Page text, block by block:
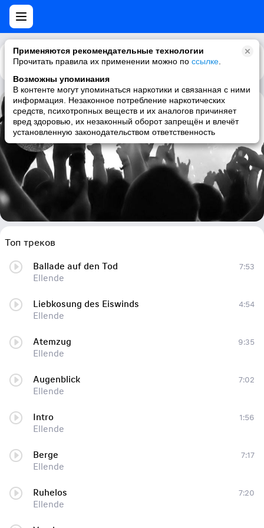
Применяются рекомендательные технологии
Прочитать правила их применении можно по ссылке
Возможны упоминания
В контенте могут упоминаться наркотики и связанная с ними
информация. Незаконное потребление наркотических
средств, психотропных веществ и их аналогов причиняет
вред здоровью, их незаконный оборот запрещён и влечёт
установленную законодательством ответственность
Каталог Рекомендации
Ellende
Топ треков
Ballade auf den Tod
Ellende
7:53
Liebkosung des Eiswinds
Ellende
4:54
Atemzug
Ellende
9:35
Augenblick
Ellende
7:02
Intro
Ellende
1:56
Berge
Ellende
7:17
Ruhelos
Ellende
7:20